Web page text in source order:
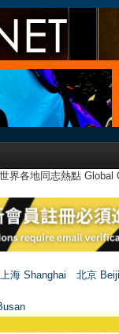
世界各地同志熱點
上海 Shanghai
北京